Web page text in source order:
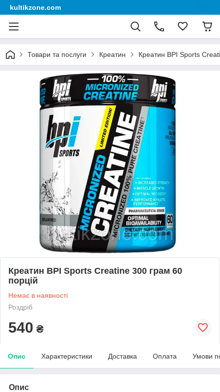
kultikzone.com
Товари та послуги Креатин Креатин BPI Sports
Креатин BPI Sports Creatine 300 грам 60
порцій
Немає в наявності
Роздріб
540 ₴
Опис Характеристики Доставка Оплата Умови
Опис